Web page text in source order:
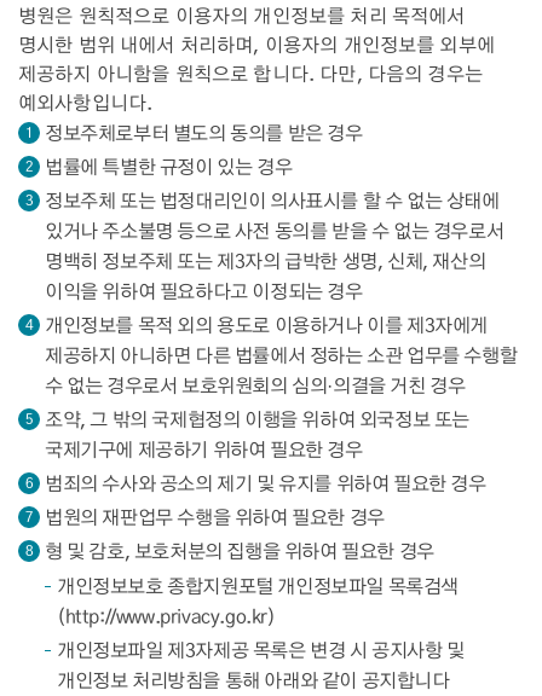
병원은 원칙적으로 이용자의 개인정보를 처리 목적에서
명시한 범위 내에서 처리하며, 이용자의 개인정보를 외부에
제공하지 아니함을 원칙으로 합니다. 다만, 다음의 경우는
예외사항입니다.
1 정보주체로부터 별도의 동의를 받은 경우
2 법률에 특별한 규정이 있는 경우
3
정보주체 또는 법정대리인이 의사표시를 할 수 없는 상태에
있거나 주소불명 등으로 사전 동의를 받을 수 없는 경우로서
명백히 정보주체 또는 제3자의 급박한 생명, 신체, 재산의
이익을 위하여 필요하다고 이정되는 경우
4
개인정보를 목적 외의 용도로 이용하거나 이를 제3자에게
제공하지 아니하면 다른 법률에서 정하는 소관 업무를 수행할
수 없는 경우로서 보호위원회의 심의·의결을 거친 경우
5
조약, 그 밖의 국제협정의 이행을 위하여 외국정보 또는
국제기구에 제공하기 위하여 필요한 경우
6 범죄의 수사와 공소의 제기 및 유지를 위하여 필요한 경우
7 법원의 재판업무 수행을 위하여 필요한 경우
8
형 및 감호, 보호처분의 집행을 위하여 필요한 경우
개인정보보호 종합지원포털 개인정보파일 목록검색
(http://www.privacy.go.kr)
개인정보파일 제3자제공 목록은 변경 시 공지사항 및
개인정보 처리방침을 통해 아래와 같이 공지합니다